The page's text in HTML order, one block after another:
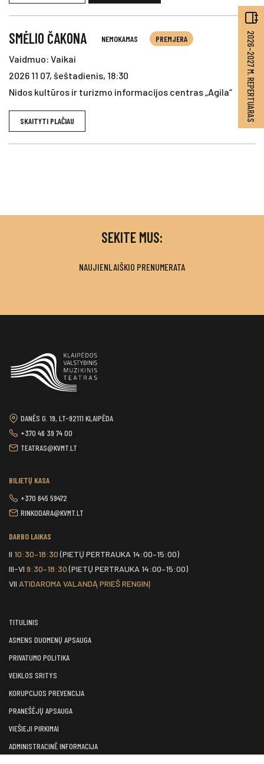
SMĖLIO ČAKONA NEMOKAMAS PREMJERA
Vaidmuo: Vaikai
2026 11 07, šeštadienis, 18:30
Nidos kultūros ir turizmo informacijos centras „Agila“
SKAITYTI PLAČIAU 2026–2027 M. REPERTUARAS
SEKITE MUS:
NAUJIENLAIŠKIO PRENUMERATA
DANĖS G. 19, LT-92111 KLAIPĖDA
+370 46 39 74 00
TEATRAS@KVMT.LT
BILIETŲ KASA
+370 645 59472
RINKODARA@KVMT.LT
DARBO LAIKAS
II 10:30–18:30(PIETŲ PERTRAUKA 14:00–15:00)
III-VI 9:30–18:30(PIETŲ PERTRAUKA 14:00–15:00)
VII ATIDAROMA VALANDĄ PRIEŠ RENGINĮ
TITULINIS
ASMENS DUOMENŲ APSAUGA
PRIVATUMO POLITIKA
VEIKLOS SRITYS
KORUPCIJOS PREVENCIJA
PRANEŠĖJŲ APSAUGA
VIEŠIEJI PIRKIMAI
ADMINISTRACINĖ INFORMACIJA